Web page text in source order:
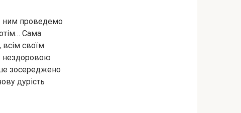
ним проведемо
Сама
всім своїм
нездоровою
зосереджено
дурість